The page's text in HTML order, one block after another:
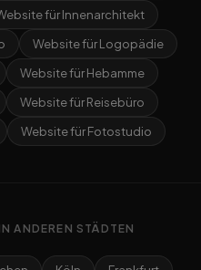
für Innenarchitekt
Website für Logopädie
Website für Hebamme
Website für Reisebüro
Website für Fotostudio
ANDEREN STÄDTEN